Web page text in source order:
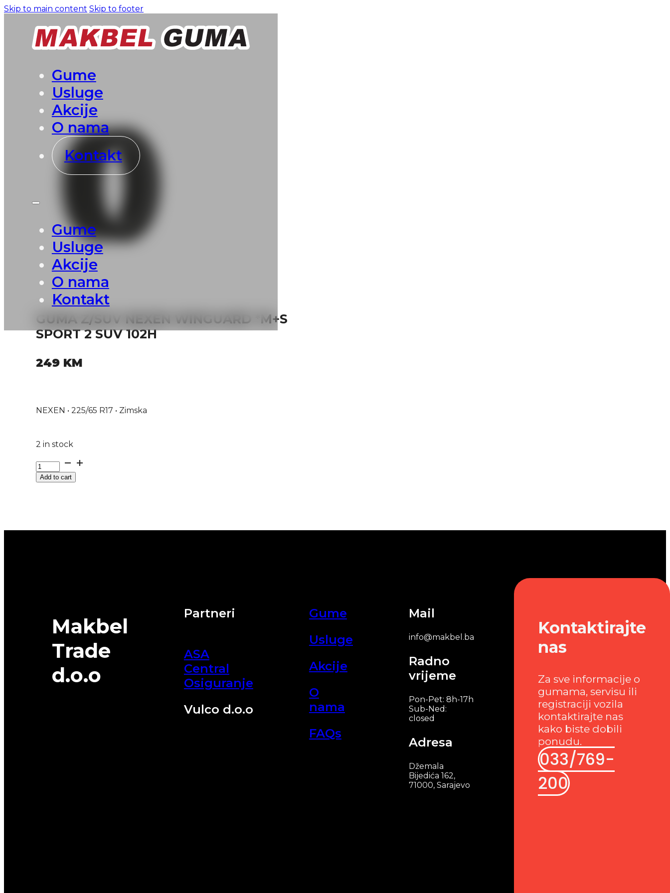
Skip to main content Skip to footer
Gume
Usluge
Akcije
O nama
Kontakt
Gume
Usluge
Akcije
O nama
Kontakt
GUMA Z/SUV NEXEN WINGUARD *M+S
SPORT 2 SUV 102H
249 KM
NEXEN • 225/65 R17 • Zimska
2 in stock
GUMA
Z/SUV
NEXEN
Add to cart
Makbel
Trade
d.o.o
Partneri
ASA
Central
Osiguranje
Vulco d.o.o
Gume
Usluge
Akcije
O
nama
FAQs
Mail
info@makbel.ba
Radno
vrijeme
Pon-Pet: 8h-17h
Sub-Ned:
closed
Adresa
Džemala
Bijedića 162,
71000, Sarajevo
Kontaktirajte
nas
Za sve informacije o
gumama, servisu ili
registraciji vozila
kontaktirajte nas
kako biste dobili
ponudu.
033/769-
200